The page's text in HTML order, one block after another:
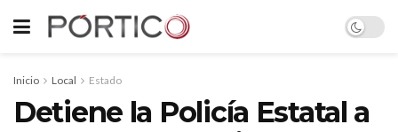
Inicio Local Estado
Detiene la Policía Estatal a